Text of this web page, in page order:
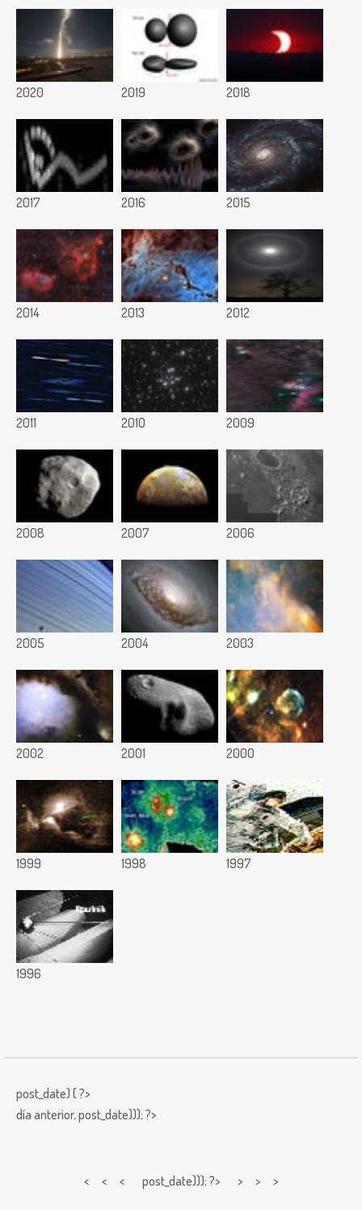
2020 2019 2018
2017 2016 2015
2014 2013 2012
2011 2010 2009
2008 2007 2006
2005 2004 2003
2002 2001 2000
1999 1998 1997
1996
post_date) { ?>
día anterior,post_date))); ?>
< < < post_date))); ?> > > >